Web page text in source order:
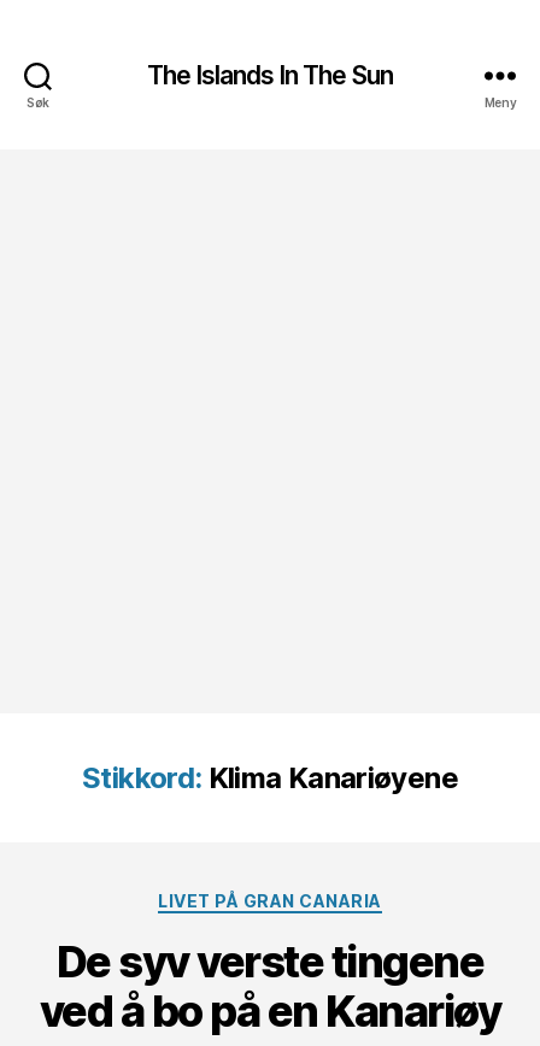
Søk
The Islands In The Sun
Meny
Stikkord: Klima Kanariøyene
Kategorier
LIVET PÅ GRAN CANARIA
De syv verste tingene
ved å bo på en Kanariøy